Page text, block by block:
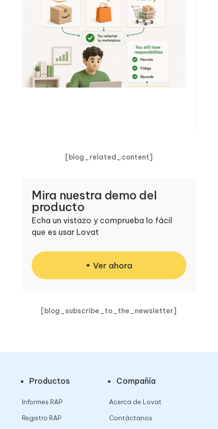
[blog_related_content]
Mira nuestra demo del
producto
Echa un vistazo y comprueba lo fácil
que es usar Lovat
Ver ahora
[blog_subscribe_to_the_newsletter]
Productos
Informes RAP
Registro RAP
Compañía
Acerca de Lovat
Contáctanos